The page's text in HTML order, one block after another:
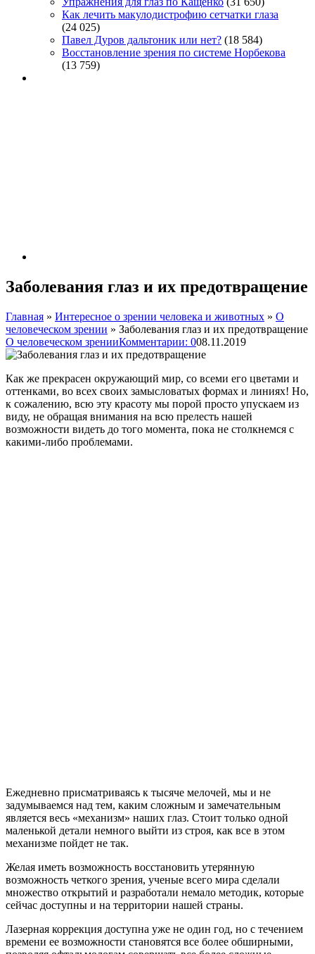
Как лечить макулодистрофию сетчатки глаза
(24 025)
Павел Дуров дальтоник или нет? (18 584)
Восстановление зрения по системе Норбекова
(13 759)
Заболевания глаз и их предотвращение
Главная » Интересное о зрении человека и животных » О
человеческом зрении » Заболевания глаз и их предотвращение
О человеческом зренииКомментарии: 008.11.2019
Как же прекрасен окружающий мир, со всеми его цветами и
оттенками, во всех своих замысловатых формах и линиях! Но,
к сожалению, всю эту красоту мы порой просто упускаем из
виду, не обращая внимания на всю прелесть нашей
возможности видеть до того момента, пока не столкнемся с
какими-либо проблемами.
Ежедневно присматриваясь к тысяче мелочей, мы и не
задумываемся над тем, каким сложным и замечательным
является весь «механизм» наших глаз. Стоит только одной
маленькой детали немного выйти из строя, как все в этом
механизме пойдет не так.
Желая иметь возможность восстановить утерянную
возможность четкого зрения, ученые всего мира сделали
множество открытий и разработали немало методик, которые
сейчас доступны и на территории нашей страны.
Лазерная коррекция доступна уже не один год, но с течением
времени ее возможности становятся все более обширными,